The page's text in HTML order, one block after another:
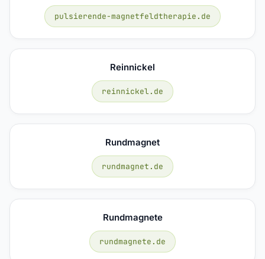
pulsierende-magnetfeldtherapie.de
Reinnickel
reinnickel.de
Rundmagnet
rundmagnet.de
Rundmagnete
rundmagnete.de